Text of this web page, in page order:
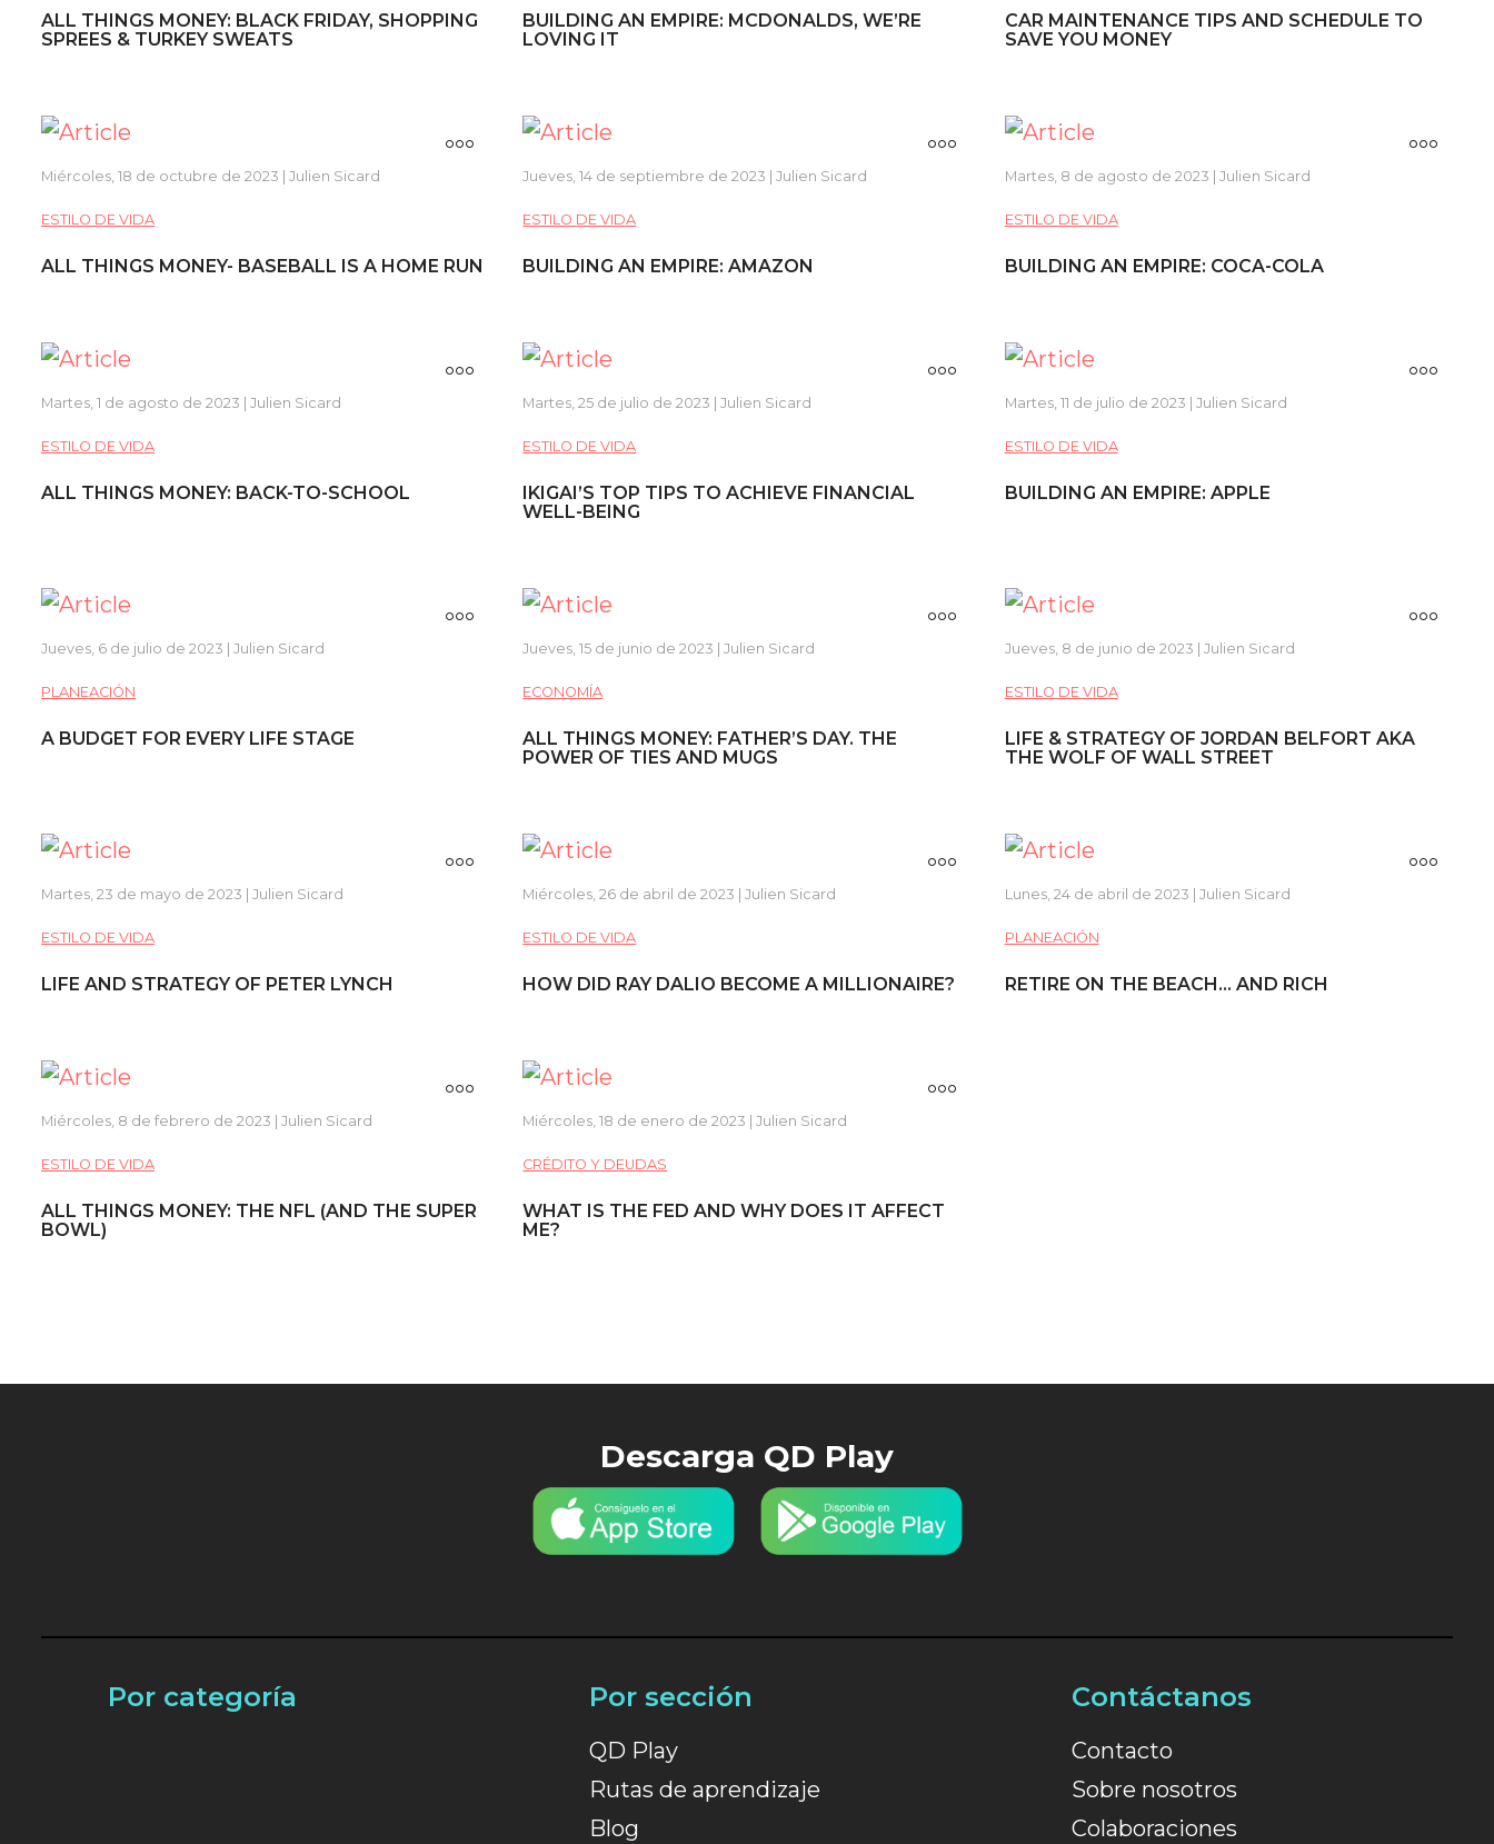
ALL THINGS MONEY: BLACK FRIDAY, SHOPPING
SPREES & TURKEY SWEATS
BUILDING AN EMPIRE: MCDONALDS, WE’RE
LOVING IT
CAR MAINTENANCE TIPS AND SCHEDULE TO
SAVE YOU MONEY
Miércoles, 18 de octubre de 2023 | Julien Sicard
ESTILO DE VIDA
ALL THINGS MONEY- BASEBALL IS A HOME RUN
Jueves, 14 de septiembre de 2023 | Julien Sicard
ESTILO DE VIDA
BUILDING AN EMPIRE: AMAZON
Martes, 8 de agosto de 2023 | Julien Sicard
ESTILO DE VIDA
BUILDING AN EMPIRE: COCA-COLA
Martes, 1 de agosto de 2023 | Julien Sicard
ESTILO DE VIDA
ALL THINGS MONEY: BACK-TO-SCHOOL
Martes, 25 de julio de 2023 | Julien Sicard
ESTILO DE VIDA
IKIGAI’S TOP TIPS TO ACHIEVE FINANCIAL
WELL-BEING
Martes, 11 de julio de 2023 | Julien Sicard
ESTILO DE VIDA
BUILDING AN EMPIRE: APPLE
Jueves, 6 de julio de 2023 | Julien Sicard
PLANEACIÓN
A BUDGET FOR EVERY LIFE STAGE
Jueves, 15 de junio de 2023 | Julien Sicard
ECONOMÍA
ALL THINGS MONEY: FATHER’S DAY. THE
POWER OF TIES AND MUGS
Jueves, 8 de junio de 2023 | Julien Sicard
ESTILO DE VIDA
LIFE & STRATEGY OF JORDAN BELFORT AKA
THE WOLF OF WALL STREET
Martes, 23 de mayo de 2023 | Julien Sicard
ESTILO DE VIDA
LIFE AND STRATEGY OF PETER LYNCH
Miércoles, 26 de abril de 2023 | Julien Sicard
ESTILO DE VIDA
HOW DID RAY DALIO BECOME A MILLIONAIRE?
Lunes, 24 de abril de 2023 | Julien Sicard
PLANEACIÓN
RETIRE ON THE BEACH... AND RICH
Miércoles, 8 de febrero de 2023 | Julien Sicard
ESTILO DE VIDA
ALL THINGS MONEY: THE NFL (AND THE SUPER
BOWL)
Miércoles, 18 de enero de 2023 | Julien Sicard
CRÉDITO Y DEUDAS
WHAT IS THE FED AND WHY DOES IT AFFECT
ME?
Descarga QD Play
Por categoría Por sección
QD Play
Rutas de aprendizaje
Blog
Contáctanos
Contacto
Sobre nosotros
Colaboraciones